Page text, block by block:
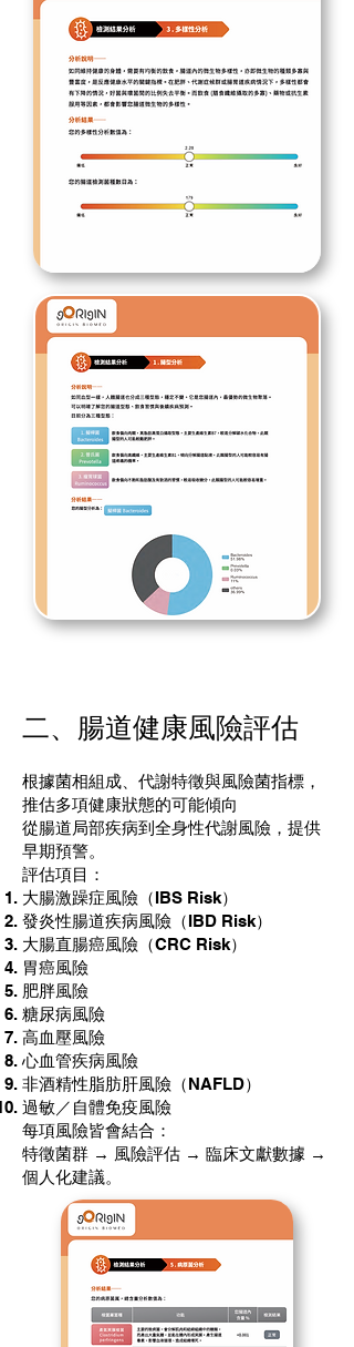
二、腸道健康風險評估
根據菌相組成、代謝特徵與風險菌指標，
推估多項健康狀態的可能傾向
從腸道局部疾病到全身性代謝風險，提供
早期預警。​
評估項目：
大腸激躁症風險（IBS Risk）
發炎性腸道疾病風險（IBD Risk）
大腸直腸癌風險（CRC Risk）
胃癌風險
肥胖風險
糖尿病風險
高血壓風險
心血管疾病風險
非酒精性脂肪肝風險（NAFLD）
過敏／自體免疫風險
每項風險皆會結合：
特徵菌群 → 風險評估 → 臨床文獻數據 →
個人化建議。